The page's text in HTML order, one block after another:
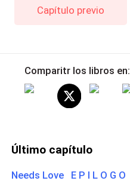
Capítulo previo
Comparitr los libros en:
Último capítulo
Needs Love E P I L O G O